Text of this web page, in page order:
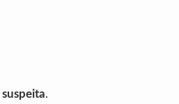
suspeita.